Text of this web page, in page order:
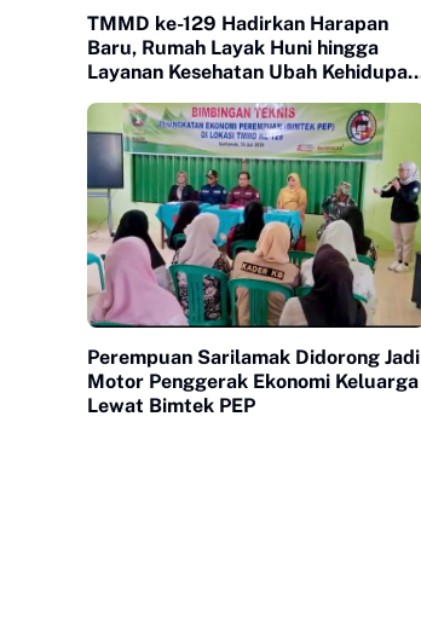
TMMD ke-129 Hadirkan Harapan
Baru, Rumah Layak Huni hingga
Layanan Kesehatan Ubah Kehidupan
Perempuan Sarilamak Didorong Jadi
Motor Penggerak Ekonomi Keluarga
Lewat Bimtek PEP